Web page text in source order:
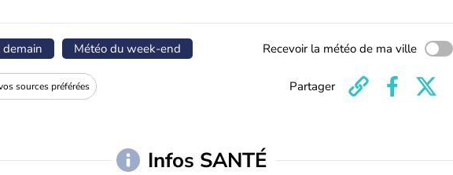
Météo du week-end Recevoir la météo de ma ville
sources préférées Partager
Infos SANTÉ